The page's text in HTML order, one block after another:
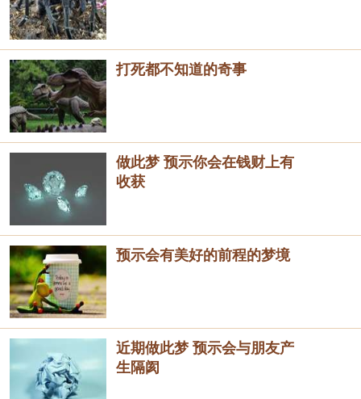
打死都不知道的奇事
做此梦 预示你会在钱财上有
收获
预示会有美好的前程的梦境
近期做此梦 预示会与朋友产
生隔阂